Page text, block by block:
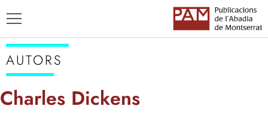
AUTORS
Charles Dickens